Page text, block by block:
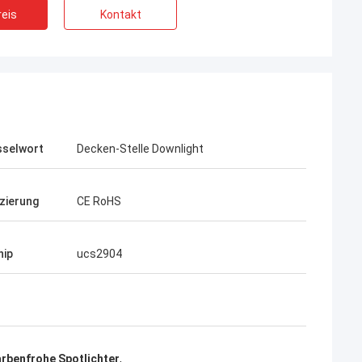
Daniel
Kontakt
Decken-Stelle Downlight
CE RoHS
ucs2904
Spotlichter,